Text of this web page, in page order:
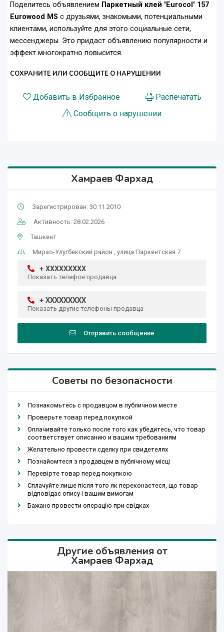
Поделитесь объявлением Паркетный клей "Eurocol" 157
Eurowood MS с друзьями, знакомыми, потенциальными
клиентами, используйте для этого социальные сети,
мессенджеры. Это придаст объявлению популярности и
эффект многократно повысится.
СОХРАНИТЕ ИЛИ СООБЩИТЕ О НАРУШЕНИИ
Добавить в Избранное
Распечатать
Сообщить о нарушении
Хамраев Фархад
Зарегистрирован: 30.11.2010
Активность: 28.02.2026
Ташкент
Мирзо-Улугбекский район , улица Паркентская 7
+ XXXXXXXXX
Показать телефон продавца
+ XXXXXXXXX
Показать другие телефоны продавца
Отправить сообщение
Советы по безопасности
Познакомьтесь с продавцом в публичном месте
Проверьте товар перед покупкой
Оплачивайте только после того как убедитесь, что товар
соответствует описанию и вашим требованиям
Желательно провести сделку при свидетелях
Познайомтеся з продавцем в публічному місці
Перевірте товар перед покупкою
Сплачуйте лише після того як переконаєтеся, що товар
відповідає опису і вашим вимогам
Бажано провести операцію при свідках
Другие объявления от
Хамраев Фархад